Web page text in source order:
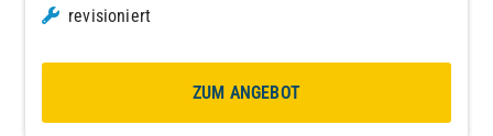
revisioniert
ZUM ANGEBOT